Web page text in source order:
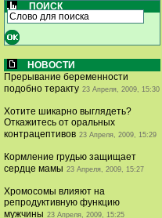
ПОИСК
НОВОСТИ
Прерывание беременности
подобно теракту 23 Апреля, 2009, 15:30
Хотите шикарно выглядеть?
Откажитесь от оральных
контрацептивов 23 Апреля, 2009, 15:29
Кормление грудью защищает
сердце мамы 23 Апреля, 2009, 15:27
Хромосомы влияют на
репродуктивную функцию
мужчины 23 Апреля, 2009, 15:25